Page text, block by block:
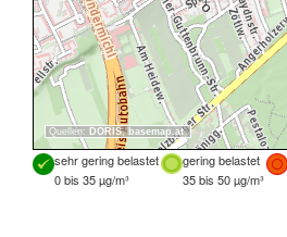
Quellen: DORIS, basemap.at
sehr gering belastet gering belastet
0 bis 35 µg/m³
35 bis 50 µg/m³